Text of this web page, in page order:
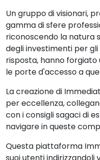
Un gruppo di visionari,
gamma di sfere
riconoscendo la natura
degli investimenti per
risposta, hanno
le porte d'accesso a
La creazione di
per eccellenza,
con i consigli sagaci di
navigare in queste
Questa piattaforma